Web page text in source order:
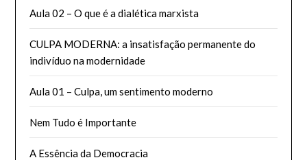
Aula 02 – O que é a dialética marxista
CULPA MODERNA: a insatisfação permanente do
indivíduo na modernidade
Aula 01 – Culpa, um sentimento moderno
Nem Tudo é Importante
A Essência da Democracia